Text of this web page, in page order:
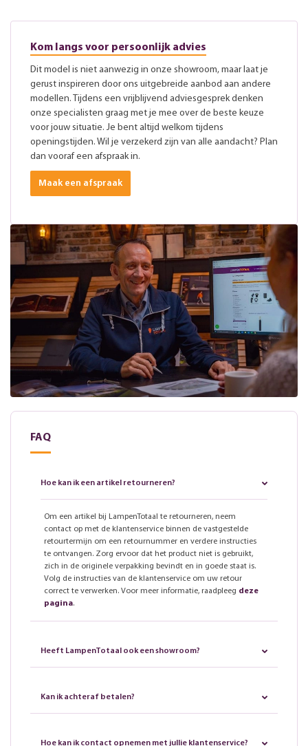
Kom langs voor persoonlijk advies
Dit model is niet aanwezig in onze showroom, maar laat je
gerust inspireren door ons uitgebreide aanbod aan andere
modellen. Tijdens een vrijblijvend adviesgesprek denken
onze specialisten graag met je mee over de beste keuze
voor jouw situatie. Je bent altijd welkom tijdens
openingstijden. Wil je verzekerd zijn van alle aandacht? Plan
dan vooraf een afspraak in.
Maak een afspraak
FAQ
Hoe kan ik een artikel retourneren?
Om een artikel bij LampenTotaal te retourneren, neem
contact op met de klantenservice binnen de vastgestelde
retourtermijn om een retournummer en verdere instructies
te ontvangen. Zorg ervoor dat het product niet is gebruikt,
zich in de originele verpakking bevindt en in goede staat is.
Volg de instructies van de klantenservice om uw retour
correct te verwerken. Voor meer informatie, raadpleeg deze
pagina.
Heeft LampenTotaal ook een showroom?
Kan ik achteraf betalen?
Hoe kan ik contact opnemen met jullie klantenservice?